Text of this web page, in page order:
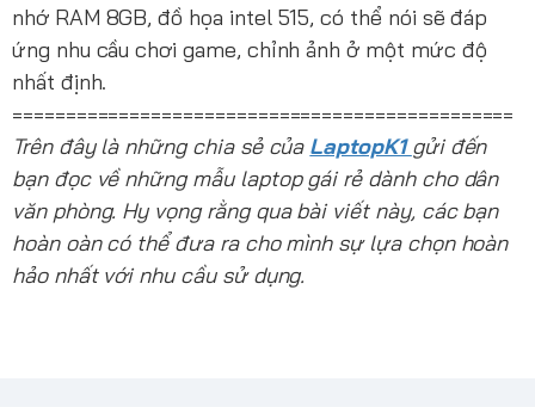
nhớ RAM 8GB, đồ họa intel 515, có thể nói sẽ đáp
ứng nhu cầu chơi game, chỉnh ảnh ở một mức độ
nhất định.
===============================================
Trên đây là những chia sẻ của LaptopK1gửi đến
bạn đọc về những mẫu laptop gái rẻ dành cho dân
văn phòng. Hy vọng rằng qua bài viết này, các bạn
hoàn oàn có thể đưa ra cho mình sự lựa chọn hoàn
hảo nhất với nhu cầu sử dụng.